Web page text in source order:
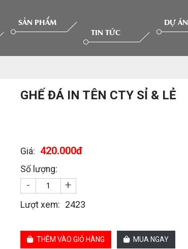
SẢN PHẨM
TIN TỨC
DỰ ÁN
GHẾ ĐÁ IN TÊN CTY SỈ & LẺ
Giá: 420.000đ
Số lượng:
- +
Lượt xem: 2423
THÊM VÀO GIỎ HÀNG MUA NGAY